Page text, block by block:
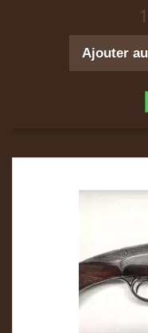
Ajouter